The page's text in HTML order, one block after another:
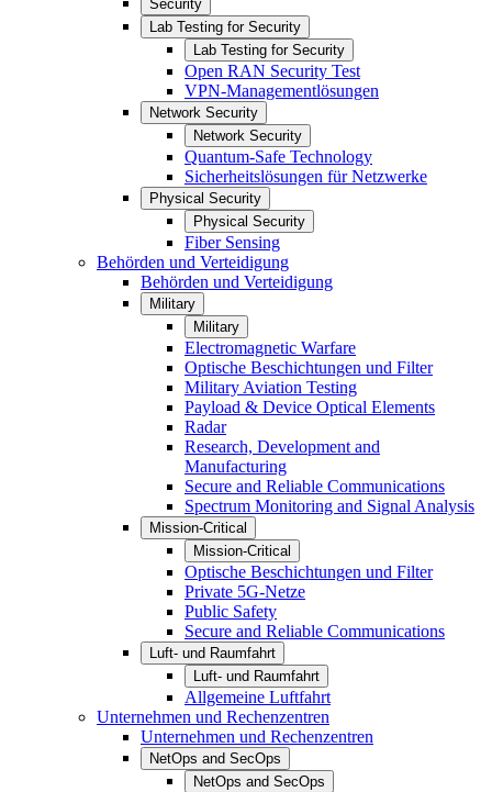
Security
Lab Testing for Security
Lab Testing for Security
Open RAN Security Test
VPN-Managementlösungen
Network Security
Network Security
Quantum-Safe Technology
Sicherheitslösungen für Netzwerke
Physical Security
Physical Security
Fiber Sensing
Behörden und Verteidigung
Behörden und Verteidigung
Military
Military
Electromagnetic Warfare
Optische Beschichtungen und Filter
Military Aviation Testing
Payload & Device Optical Elements
Radar
Research, Development and
Manufacturing
Secure and Reliable Communications
Spectrum Monitoring and Signal Analysis
Mission-Critical
Mission-Critical
Optische Beschichtungen und Filter
Private 5G-Netze
Public Safety
Secure and Reliable Communications
Luft- und Raumfahrt
Luft- und Raumfahrt
Allgemeine Luftfahrt
Unternehmen und Rechenzentren
Unternehmen und Rechenzentren
NetOps and SecOps
NetOps and SecOps